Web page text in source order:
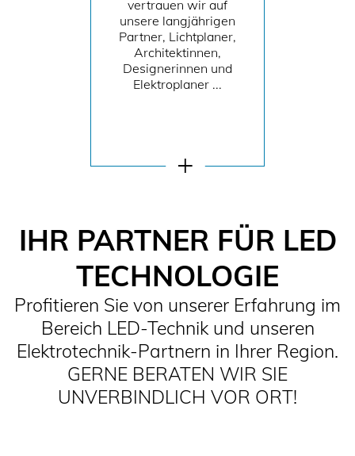
vertrauen wir auf
unsere langjährigen
Partner, Lichtplaner,
Architektinnen,
Designerinnen und
Elektroplaner ...
IHR PARTNER FÜR LED
TECHNOLOGIE
Profitieren Sie von unserer Erfahrung im
Bereich LED-Technik und unseren
Elektrotechnik-Partnern in Ihrer Region.
GERNE BERATEN WIR SIE
UNVERBINDLICH VOR ORT!